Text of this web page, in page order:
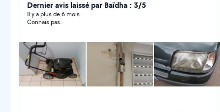
papier peint peinture nettoyage, jardinage taille de
haies tondre la pelouse nettoyage de vos allé de
garage . Je précise que je suis nouveau sur le site donc
me contacter le prix des prestations seront fixés avec
vous . PS: pour ceux que sa peut intéresser je fait de
l'impression 3d a la demande hésite pas à me
contacter.
Dernier avis laissé par Baïdha : 3/5
Il y a plus de 6 mois
Connais pas.